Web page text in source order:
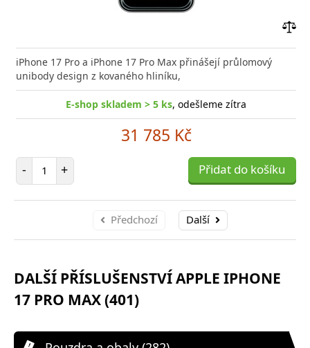
iPhone 17 Pro a iPhone 17 Pro Max přinášejí průlomový
unibody design z kovaného hliníku,
E-shop skladem > 5 ks, odešleme zítra
31 785 Kč
- Počet položek
+ Přidat do košíku
Předchozí Další
DALŠÍ PŘÍSLUŠENSTVÍ APPLE IPHONE
17 PRO MAX (401)